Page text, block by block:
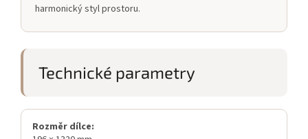
harmonický styl prostoru.
Technické parametry
Rozměr dílce: